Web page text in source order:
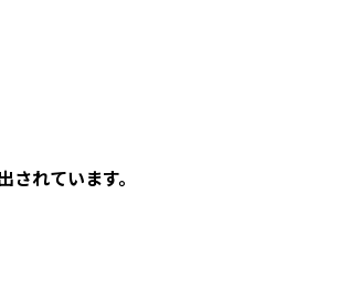
されています。